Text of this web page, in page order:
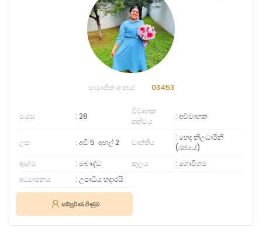
සාමාජික අංකය: 03453
වයස 28
විවාහක
තත්වය
අවිවාහක
උස අඩි 5 අඟල් 2 වෘත්තිය
හෙද නිලධාරීනි
(රජයේ)
ආගම
බෞද්ධ කුලය
ගොවිගම
අධ්‍යාපනය
උපාධිය හදාරයි
සම්පූර්ණ ගිණුම